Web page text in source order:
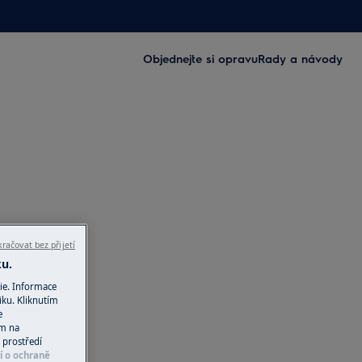
Objednejte si opravuRady a návody
Informace
Kliknutím
na
prostředí
o ochraně
bez přijetí